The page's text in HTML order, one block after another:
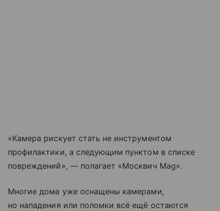
«Камера рискует стать не инструментом
профилактики, а следующим пунктом в списке
повреждений», — полагает «Москвич Mag».
Многие дома уже оснащены камерами,
но нападения или поломки всё ещё остаются